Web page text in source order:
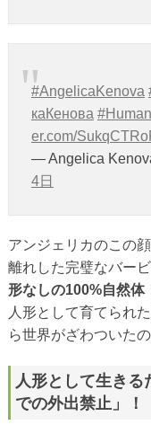
#AngelicaKenova
каКенова
er.com/
— Angelica
4日
アンジェリカのこの
離れした完璧なバー
形なしの100%自然体
人形として育てられた
ら世界がざわついたの
人形として生きる
での外出禁止」！